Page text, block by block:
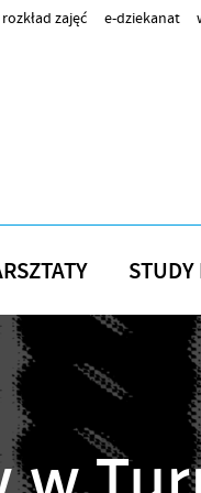
rozkład zajęć e-dziekanat